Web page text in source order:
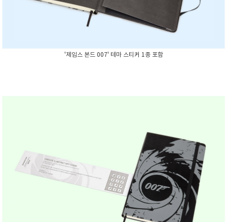
'제임스 본드 007' 테마 스티커 1종 포함